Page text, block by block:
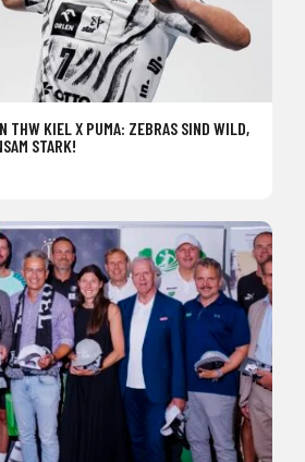
THW KIEL X PUMA: ZEBRAS SIND WILD,
STARK!